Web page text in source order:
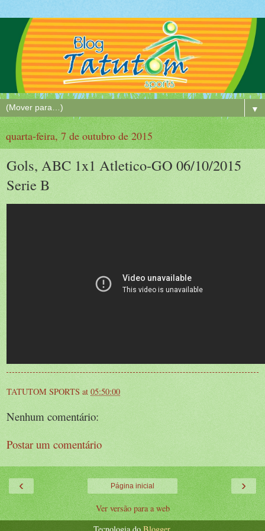
▼
quarta-feira, 7 de outubro de 2015
Gols, ABC 1x1 Atletico-GO 06/10/2015
Serie B
TATUTOM SPORTS at 05:50:00
Nenhum comentário:
Postar um comentário
‹ ›
Página inicial
Ver versão para a web